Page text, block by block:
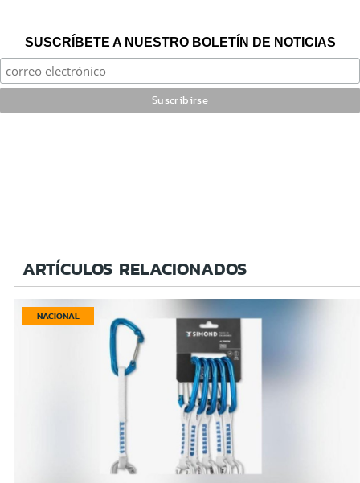
SUSCRÍBETE A NUESTRO BOLETÍN DE NOTICIAS
ARTÍCULOS RELACIONADOS
NACIONAL